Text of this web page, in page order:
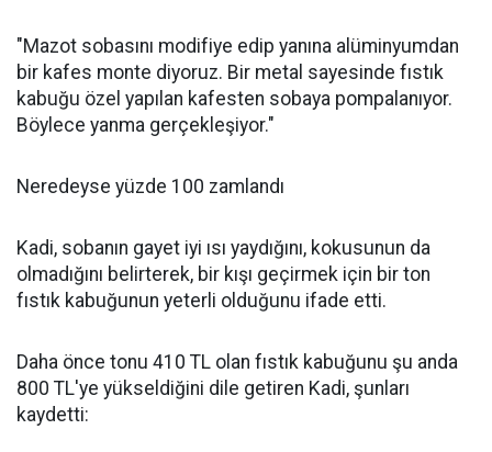
"Mazot sobasını modifiye edip yanına alüminyumdan
bir kafes monte diyoruz. Bir metal sayesinde fıstık
kabuğu özel yapılan kafesten sobaya pompalanıyor.
Böylece yanma gerçekleşiyor."
Neredeyse yüzde 100 zamlandı
Kadi, sobanın gayet iyi ısı yaydığını, kokusunun da
olmadığını belirterek, bir kışı geçirmek için bir ton
fıstık kabuğunun yeterli olduğunu ifade etti.
Daha önce tonu 410 TL olan fıstık kabuğunu şu anda
800 TL'ye yükseldiğini dile getiren Kadi, şunları
kaydetti: